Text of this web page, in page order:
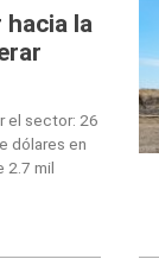
hacia la
el sector: 26
dólares en
2.7 mil